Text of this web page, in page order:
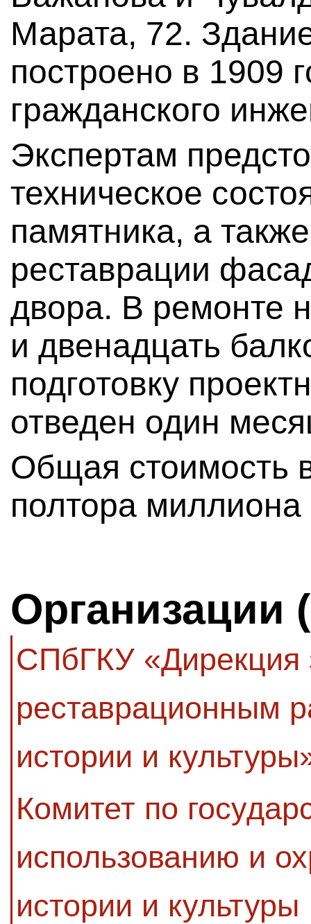
Марата, 72.
построено в 1909
гражданского
Экспертам
техническое
памятника, а
реставрации
двора. В ремонте
и двенадцать
подготовку
отведен один
Общая стоимость
полтора миллиона
Организации
СПбГКУ «Дирекция
реставрационным
истории и
Комитет по
использованию и
истории и культуры